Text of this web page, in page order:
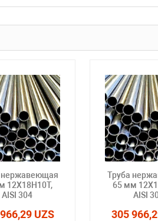
нержавеющая
12Х18Н10Т,
AISI 304
UZS
Труба
65 мм
AISI
305